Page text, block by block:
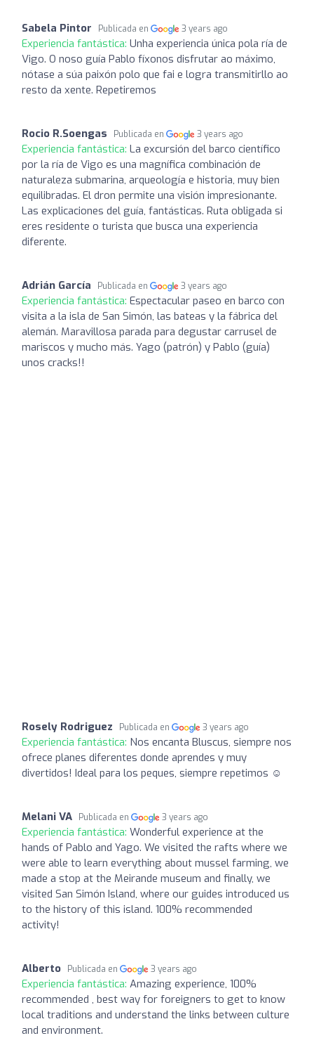
Sabela Pintor Publicada en 3 years ago
Experiencia fantástica: Unha experiencia única pola ría de
Vigo. O noso guía Pablo fíxonos disfrutar ao máximo,
nótase a súa paixón polo que fai e logra transmitirllo ao
resto da xente. Repetiremos
Rocio R.Soengas Publicada en 3 years ago
Experiencia fantástica: La excursión del barco científico
por la ría de Vigo es una magnífica combinación de
naturaleza submarina, arqueología e historia, muy bien
equilibradas. El dron permite una visión impresionante.
Las explicaciones del guía, fantásticas. Ruta obligada si
eres residente o turista que busca una experiencia
diferente.
Adrián García Publicada en 3 years ago
Experiencia fantástica: Espectacular paseo en barco con
visita a la isla de San Simón, las bateas y la fábrica del
alemán. Maravillosa parada para degustar carrusel de
mariscos y mucho más. Yago (patrón) y Pablo (guía)
unos cracks!!
Rosely Rodriguez Publicada en 3 years ago
Experiencia fantástica: Nos encanta Bluscus, siempre nos
ofrece planes diferentes donde aprendes y muy
divertidos! Ideal para los peques, siempre repetimos ☺️
Melani VA Publicada en 3 years ago
Experiencia fantástica: Wonderful experience at the
hands of Pablo and Yago. We visited the rafts where we
were able to learn everything about mussel farming, we
made a stop at the Meirande museum and finally, we
visited San Simón Island, where our guides introduced us
to the history of this island. 100% recommended
activity!
Alberto Publicada en 3 years ago
Experiencia fantástica: Amazing experience, 100%
recommended , best way for foreigners to get to know
local traditions and understand the links between culture
and environment.